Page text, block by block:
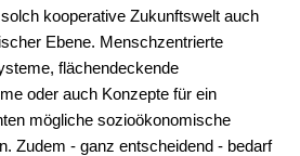
kooperative Zukunftswelt auch
Ebene. Menschzentrierte
flächendeckende
oder auch Konzepte für ein
mögliche sozioökonomische
Zudem - ganz entscheidend - bedarf